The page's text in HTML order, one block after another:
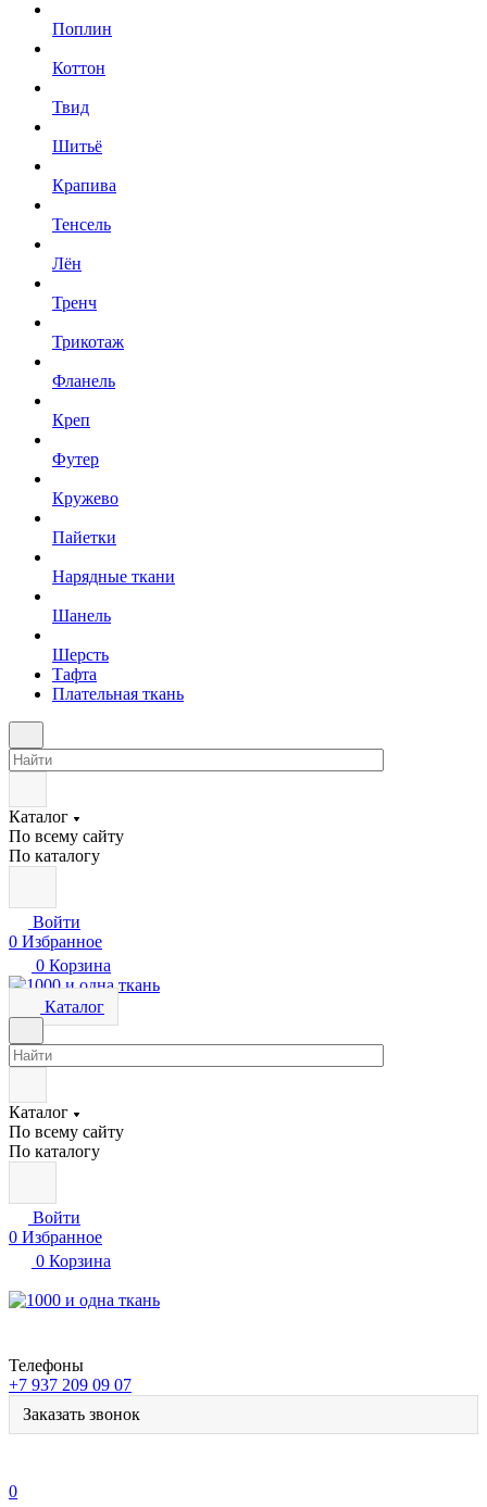
Поплин
Коттон
Твид
Шитьё
Крапива
Тенсель
Лён
Тренч
Трикотаж
Фланель
Креп
Футер
Кружево
Пайетки
Нарядные ткани
Шанель
Шерсть
Тафта
Плательная ткань
Каталог
По всему сайту
По каталогу
Войти
0 Избранное
0 Корзина
Каталог
Каталог
По всему сайту
По каталогу
Войти
0 Избранное
0 Корзина
Телефоны
+7 937 209 09 07
Заказать звонок
0